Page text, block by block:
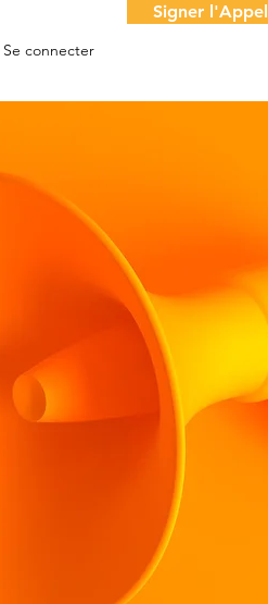
Se connecter
Signer l'Appel